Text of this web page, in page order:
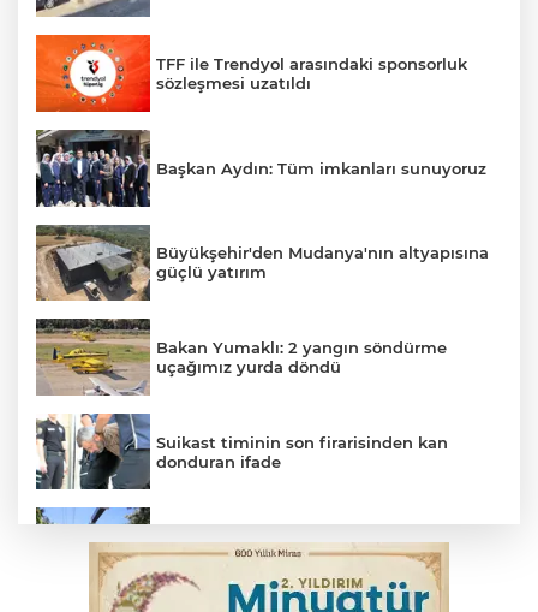
TFF ile Trendyol arasındaki sponsorluk
sözleşmesi uzatıldı
Başkan Aydın: Tüm imkanları sunuyoruz
Büyükşehir'den Mudanya'nın altyapısına
güçlü yatırım
Bakan Yumaklı: 2 yangın söndürme
uçağımız yurda döndü
Suikast timinin son firarisinden kan
donduran ifade
korunuyor